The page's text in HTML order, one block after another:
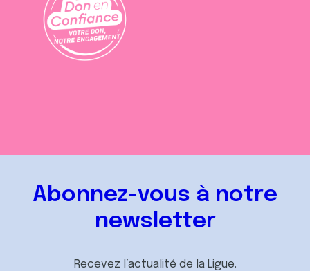
Abonnez-vous à notre
newsletter
Recevez l’actualité de la Ligue.